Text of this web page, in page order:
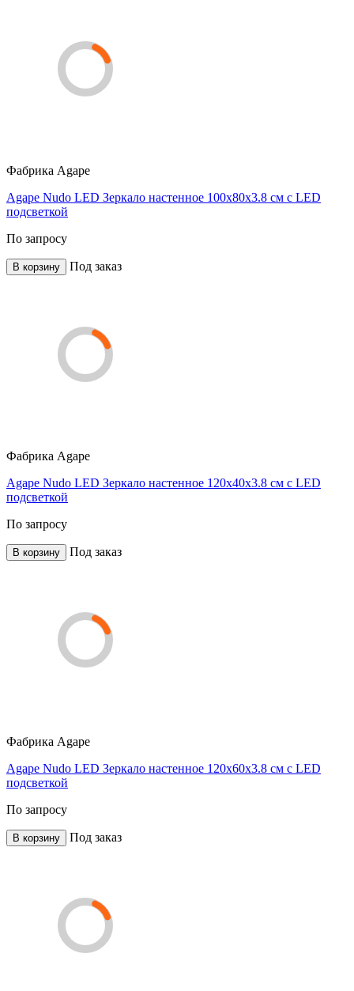
Фабрика Agape
Agape Nudo LED Зеркало настенное 100x80x3.8 см с LED
подсветкой
По запросу
В корзину Под заказ
Фабрика Agape
Agape Nudo LED Зеркало настенное 120x40x3.8 см с LED
подсветкой
По запросу
В корзину Под заказ
Фабрика Agape
Agape Nudo LED Зеркало настенное 120x60x3.8 см с LED
подсветкой
По запросу
В корзину Под заказ